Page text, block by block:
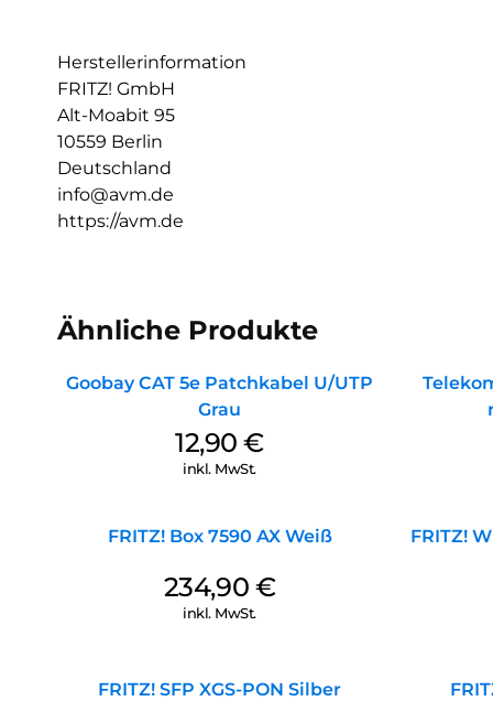
Herstellerinformation
FRITZ! GmbH
Alt-Moabit 95
10559 Berlin
Deutschland
info@avm.de
https://avm.de
Ähnliche Produkte
Goobay CAT 5e Patchkabel U/UTP
Grau
12,90€
inkl. MwSt.
FRITZ! Box 7590 AX Weiß
234,90 €
inkl. MwSt.
FRITZ!
FRITZ! SFP XGS-PON Silber